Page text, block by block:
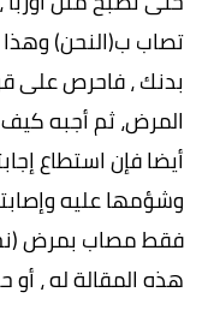
تصاب ب(النحن)
بدنك ، فاحرص
المرض، ثم أجبه كيف
أيضا فإن استطاع
وشؤمها عليه
فقط مصاب بمرض
هذه المقالة له ،